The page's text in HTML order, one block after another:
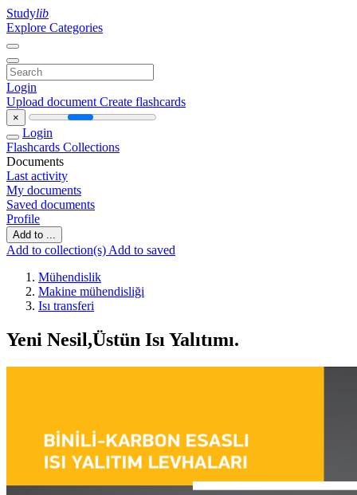
Studylib
Explore Categories
Login
Upload document Create flashcards
×
Login
Flashcards Collections
Documents
Last activity
My documents
Saved documents
Profile
Add to ...
Add to collection(s) Add to saved
Mühendislik
Makine mühendisliği
Isı transferi
Yeni Nesil,Üstün Isı Yalıtımı.